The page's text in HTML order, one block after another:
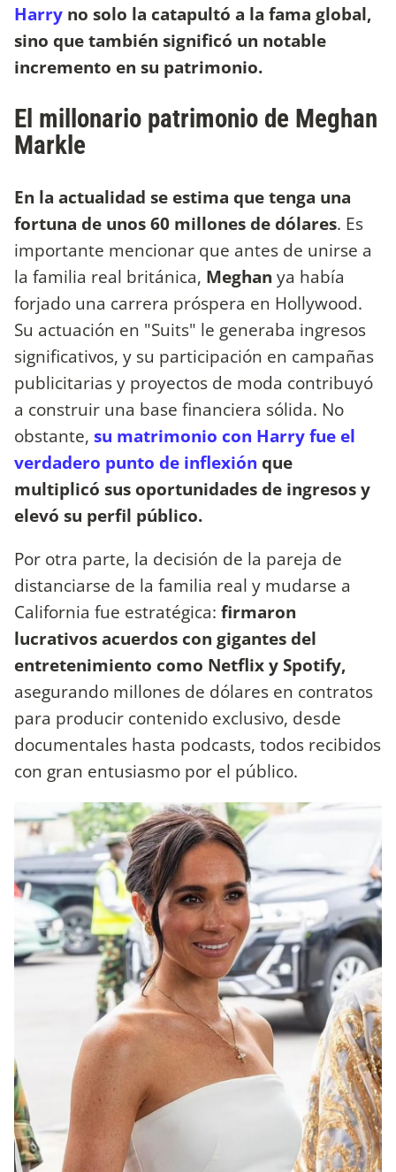
Harry no solo la catapultó a la fama global,
sino que también significó un notable
incremento en su patrimonio.
El millonario patrimonio de Meghan
Markle
En la actualidad se estima que tenga una
fortuna de unos 60 millones de dólares. Es
importante mencionar que antes de unirse a
la familia real británica, Meghan ya había
forjado una carrera próspera en Hollywood.
Su actuación en "Suits" le generaba ingresos
significativos, y su participación en campañas
publicitarias y proyectos de moda contribuyó
a construir una base financiera sólida. No
obstante, su matrimonio con Harry fue el
verdadero punto de inflexión que
multiplicó sus oportunidades de ingresos y
elevó su perfil público.
Por otra parte, la decisión de la pareja de
distanciarse de la familia real y mudarse a
California fue estratégica: firmaron
lucrativos acuerdos con gigantes del
entretenimiento como Netflix y Spotify,
asegurando millones de dólares en contratos
para producir contenido exclusivo, desde
documentales hasta podcasts, todos recibidos
con gran entusiasmo por el público.